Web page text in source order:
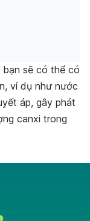
bạn sẽ có thể có
ví dụ như nước
áp, gây phát
canxi trong